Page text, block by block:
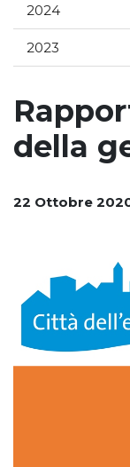
2024
2023
della
22 Ottobre